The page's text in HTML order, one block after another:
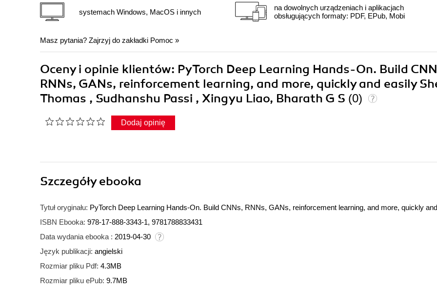
systemach Windows, MacOS i innych
na dowolnych urządzeniach i aplikacjach
obsługujących formaty: PDF, EPub, Mobi
Masz pytania? Zajrzyj do zakładki Pomoc »
Oceny i opinie klientów: PyTorch Deep Learning Hands-On. Build
RNNs, GANs, reinforcement learning, and more, quickly and easily
Thomas , Sudhanshu Passi , Xingyu Liao, Bharath G S (0)
Dodaj opinię
Szczegółyebooka
Tytuł oryginału: PyTorch Deep Learning Hands-On. Build CNNs, RNNs, GANs, reinforcement learning, and more, quickly
ISBN Ebooka: 978-17-888-3343-1, 9781788833431
Data wydania ebooka : 2019-04-30
Język publikacji: angielski
Rozmiar pliku Pdf: 4.3MB
Rozmiar pliku ePub: 9.7MB